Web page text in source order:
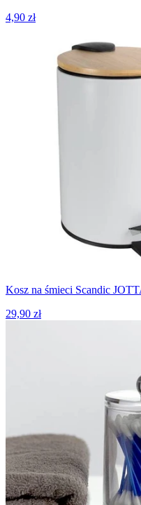
4,90 zł
Kosz na śmieci Scandic
29,90 zł